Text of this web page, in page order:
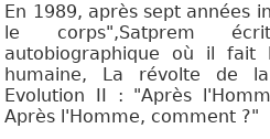
En 1989, après sept années
le corps",Satprem
autobiographique où il
humaine, La révolte de
Evolution II : "Après
Après l'Homme, comment ?"